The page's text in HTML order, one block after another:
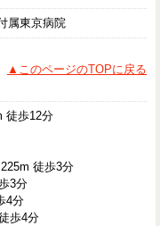
属東京病院
▲このページのTOPに戻る
徒歩12分
徒歩3分
3分
4分
歩4分